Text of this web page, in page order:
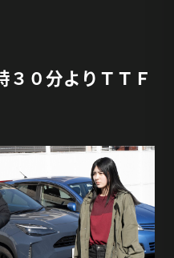
３０分よりＴＴＦ